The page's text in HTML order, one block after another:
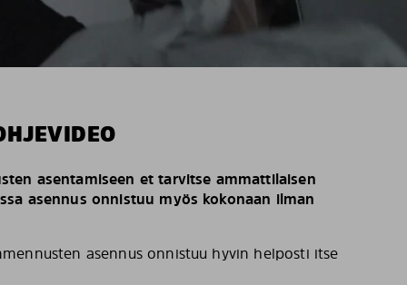
asentamiseen et tarvitse ammattilaisen
asennus onnistuu myös kokonaan ilman
asennus onnistuu hyvin helposti itse